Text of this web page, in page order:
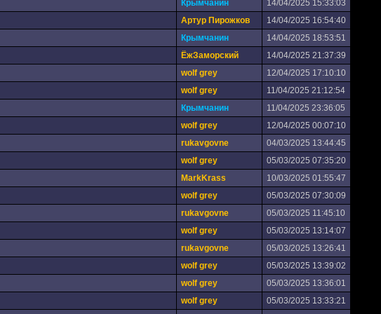
Крымчанин
14/04/2025 15:33:03
Артур Пирожков
14/04/2025 16:54:40
Крымчанин
14/04/2025 18:53:51
ЁжЗаморский
14/04/2025 21:37:39
wolf grey
12/04/2025 17:10:10
wolf grey
11/04/2025 21:12:54
Крымчанин
11/04/2025 23:36:05
wolf grey
12/04/2025 00:07:10
rukavgovne
04/03/2025 13:44:45
wolf grey
05/03/2025 07:35:20
MarkKrass
10/03/2025 01:55:47
wolf grey
05/03/2025 07:30:09
rukavgovne
05/03/2025 11:45:10
wolf grey
05/03/2025 13:14:07
rukavgovne
05/03/2025 13:26:41
wolf grey
05/03/2025 13:39:02
wolf grey
05/03/2025 13:36:01
wolf grey
05/03/2025 13:33:21